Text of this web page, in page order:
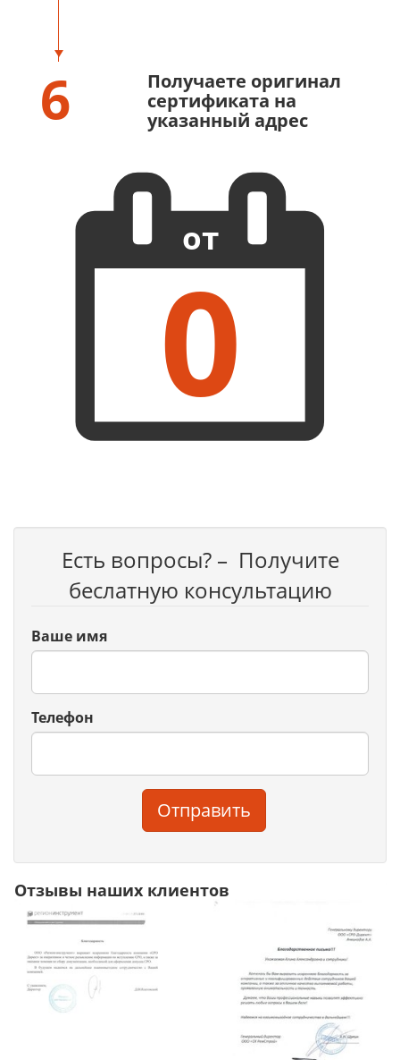
6
Получаете оригинал
сертификата на
указанный адрес
от
0
Есть вопросы? – Получите
беслатную консультацию
Ваше имя
Телефон
Отправить
Отзывы наших клиентов